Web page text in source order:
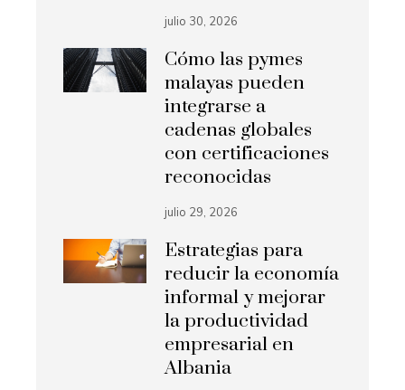
julio 30, 2026
Cómo las pymes
malayas pueden
integrarse a
cadenas globales
con certificaciones
reconocidas
julio 29, 2026
Estrategias para
reducir la economía
informal y mejorar
la productividad
empresarial en
Albania